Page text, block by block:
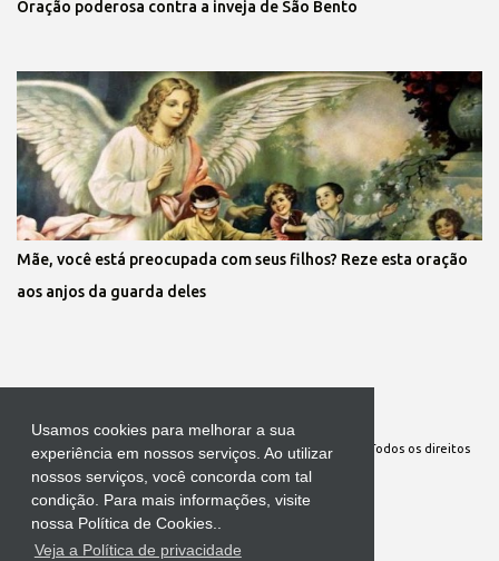
Usamos cookies para melhorar a sua
experiência em nossos serviços. Ao utilizar
nossos serviços, você concorda com tal
condição. Para mais informações, visite
nossa Política de Cookies..
Veja a Política de privacidade
Oração poderosa contra a inveja de São Bento
Mãe, você está preocupada com seus filhos? Reze esta oração
aos anjos da guarda deles
Site Oficial da Comunidade Nossa Senhora cuida de mim. Todos os direitos
reservados